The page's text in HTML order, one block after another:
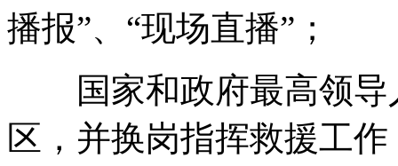
播报”、“现场直播”；
国家和政府最高领导
区，并换岗指挥救援工